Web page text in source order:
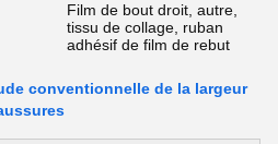
Film de bout droit, autre,
tissu de collage, ruban
adhésif de film de rebut
conventionnelle de la largeur